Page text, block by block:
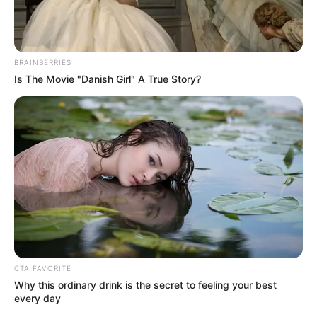
Αυτό που είναι βέβαιο ότι είναι ένας φθηνότερος,
γρηγορότερος θάνατος για τους Αμερικανούς που
αγαπούν να καταναλώνουν γενετικά μεταλλαγμένα
τρόφιμα. πιθανότατα δεν θα διεξαχθούν κλινικές δοκιμές
για την ασφάλεια της υγείας, κάτι που προσθέτει το
χάος. Δεν υπάρχει καμία ιδέα για το τι θα κάνει αυτό το
εργαστηριακό αίμα, με κρέας, μυς και έντερα στους
ανθρώπους, αλλά γνωρίζουμε ένα πράγμα σίγουρα.- Δεν
παγκοσμιοποιητές δεν θα τα χρηματοδοτούσαν και θα το
BRAINBERRIES
Is The Movie "Danish Girl" A True Story?
CTA FAVORITE
Why this ordinary drink is the secret to feeling your best
every day